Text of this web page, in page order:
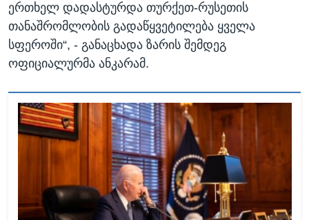
ერთხელ დადასტურდა თურქეთ-რუსეთის
თანაშრომლობის გადაწყვეტილება ყველა
სფეროში“, - განაცხადა ზარის შემდეგ
ოფიციალურმა ანკარამ.